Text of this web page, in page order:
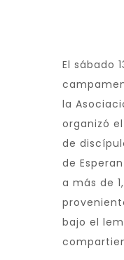
El sábado
la
organizó
de
de
a más de
bajo el